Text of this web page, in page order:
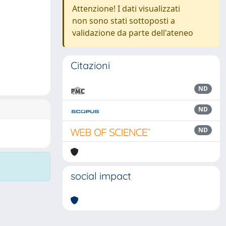
Attenzione! I dati visualizzati
non sono stati sottoposti a
validazione da parte dell'ateneo
Citazioni
ND
ND
ND
social impact